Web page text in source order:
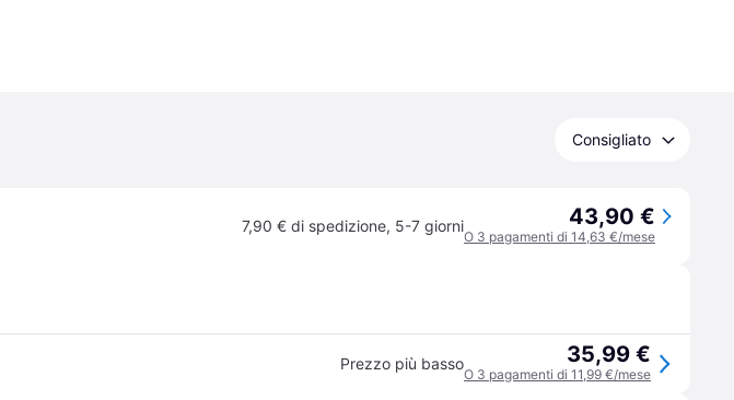
Consigliato
7,90 € di spedizione, 5-7 giorni 43,90 €
O 3 pagamenti di 14,63 €/mese
Prezzo più basso 35,99 €
O 3 pagamenti di 11,99 €/mese